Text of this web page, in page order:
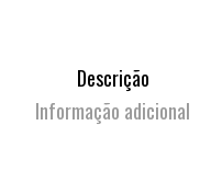
Descrição
Informação adicional